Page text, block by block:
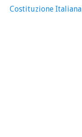
Costituzione Italiana